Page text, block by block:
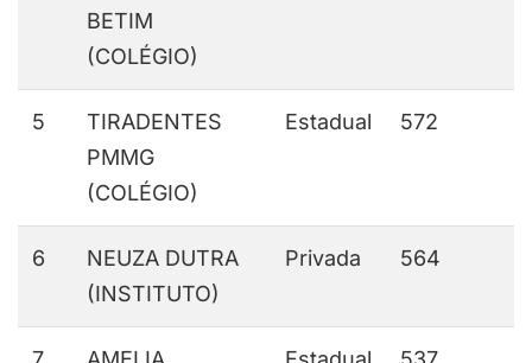
BETIM
(COLÉGIO)
5
TIRADENTES
PMMG
(COLÉGIO)
Estadual 572
6
NEUZA DUTRA
(INSTITUTO)
Privada 564